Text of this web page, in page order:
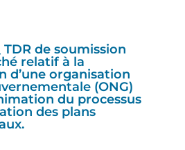
TDR de soumission
relatif à la
d’une organisation
(ONG)
du processus
des plans